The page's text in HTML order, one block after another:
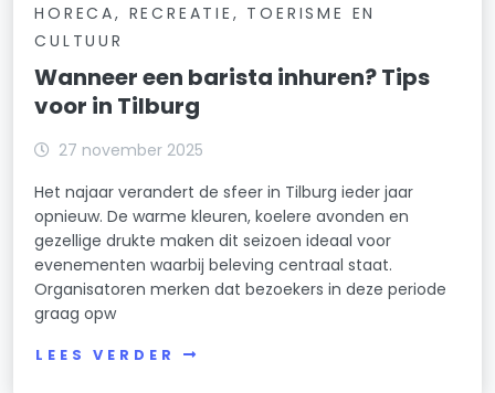
HORECA, RECREATIE, TOERISME EN
CULTUUR
Wanneer een barista inhuren? Tips
voor in Tilburg
27 november 2025
Het najaar verandert de sfeer in Tilburg ieder jaar
opnieuw. De warme kleuren, koelere avonden en
gezellige drukte maken dit seizoen ideaal voor
evenementen waarbij beleving centraal staat.
Organisatoren merken dat bezoekers in deze periode
graag opw
LEES VERDER